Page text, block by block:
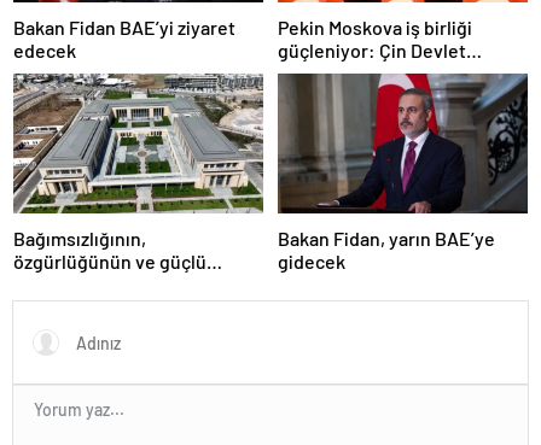
Bakan Fidan BAE’yi ziyaret
edecek
Pekin Moskova iş birliği
güçleniyor: Çin Devlet
Başkanı Zafer Günü için
Rusya’da olacak
Bağımsızlığının,
özgürlüğünün ve güçlü
Türkiye’den Yavru Vatan’a dev
eserler…
Bakan Fidan, yarın BAE’ye
gidecek